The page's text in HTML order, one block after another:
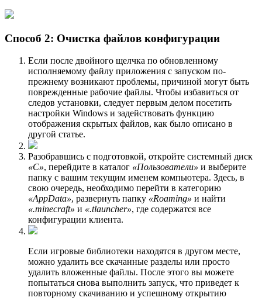
Способ 2: Очистка файлов конфигурации
Если после двойного щелчка по обновленному
исполняемому файлу приложения с запуском по-
прежнему возникают проблемы, причиной могут быть
поврежденные рабочие файлы. Чтобы избавиться от
следов установки, следует первым делом посетить
настройки Windows и задействовать функцию
отображения скрытых файлов, как было описано в
другой статье.
Разобравшись с подготовкой, откройте системный диск
«C», перейдите в каталог «Пользователи» и выберите
папку с вашим текущим именем компьютера. Здесь, в
свою очередь, необходимо перейти в категорию
«AppData», развернуть папку «Roaming» и найти
«.minecraft» и «.tlauncher», где содержатся все
конфигурации клиента.
Если игровые библиотеки находятся в другом месте,
можно удалить все скачанные разделы или просто
удалить вложенные файлы. После этого вы можете
попытаться снова выполнить запуск, что приведет к
повторному скачиванию и успешному открытию